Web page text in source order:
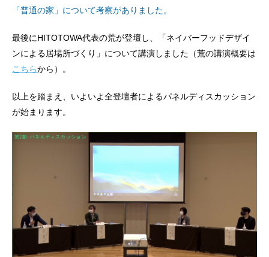
「普通の家」について考察がありました。
最後にHITOTOWA代表の荒が登壇し、「ネイバーフッドデザイ
ンによる居場所づくり」について講演しました（荒の講演概要は
こちらから）。
以上を踏まえ、いよいよ全登壇者によるパネルディスカッション
が始まります。